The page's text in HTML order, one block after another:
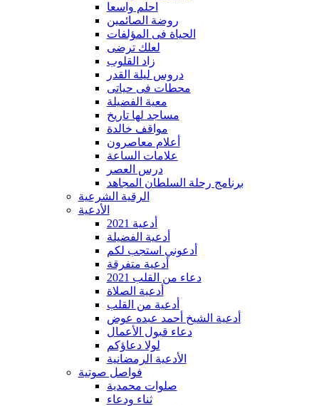
احلم واسعا
روضة الصائمين
الحياة فى المؤلفات
لعلك ترضى
زاد القلوب
دروس ليلة القدر
محطات فى حياتى
معية الفضيلة
مساجد لها تاريخ
مواقف خالدة
أعلام معاصرون
علامات الساعة
درس العصر
برنامج رحلة السلطان المجاهد
الرقية الشرعية
الأدعية
أدعية 2021
أدعية الفضيلة
أدعوني استجب لكم
أدعية متفرقة
دعاء من القلب 2021
أدعية الصلاة
أدعية من القلب
أدعية الشيخ أحمد عبده عوض
دعاء قبول الأعمال
لولا دعاؤكم
الأدعية الرمضانية
فواصل صوتية
صلوات محمدية
ثناء ودعاء